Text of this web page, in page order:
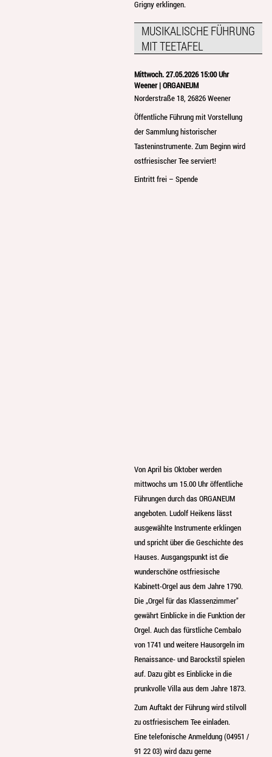
Grigny erklingen.
MUSIKALISCHE FÜHRUNG
MIT TEETAFEL
Mittwoch. 27.05.2026 15:00 Uhr
Weener | ORGANEUM
Norderstraße 18, 26826 Weener
Öffentliche Führung mit Vorstellung
der Sammlung historischer
Tasteninstrumente. Zum Beginn wird
ostfriesischer Tee serviert!
Eintritt frei – Spende
Von April bis Oktober werden
mittwochs um 15.00 Uhr öffentliche
Führungen durch das ORGANEUM
angeboten. Ludolf Heikens lässt
ausgewählte Instrumente erklingen
und spricht über die Geschichte des
Hauses. Ausgangspunkt ist die
wunderschöne ostfriesische
Kabinett-Orgel aus dem Jahre 1790.
Die „Orgel für das Klassenzimmer"
gewährt Einblicke in die Funktion der
Orgel. Auch das fürstliche Cembalo
von 1741 und weitere Hausorgeln im
Renaissance- und Barockstil spielen
auf. Dazu gibt es Einblicke in die
prunkvolle Villa aus dem Jahre 1873.
Zum Auftakt der Führung wird stilvoll
zu ostfriesischem Tee einladen.
Eine telefonische Anmeldung (04951 /
91 22 03) wird dazu gerne